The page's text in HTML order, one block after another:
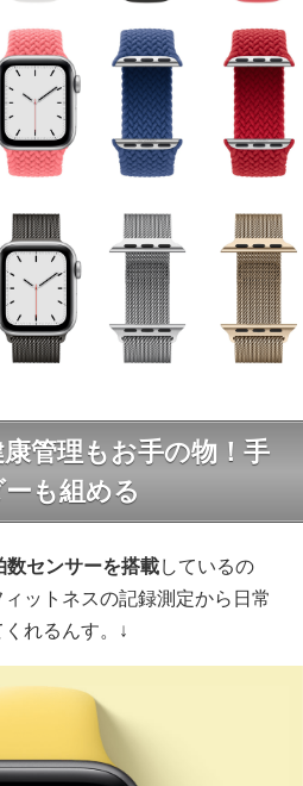
管理もお手の物！手
も組める
数センサーを搭載しているの
ットネスの記録測定から日常
れるんす。↓